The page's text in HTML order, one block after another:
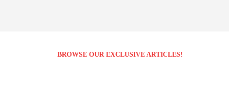
BROWSE OUR EXCLUSIVE ARTICLES!